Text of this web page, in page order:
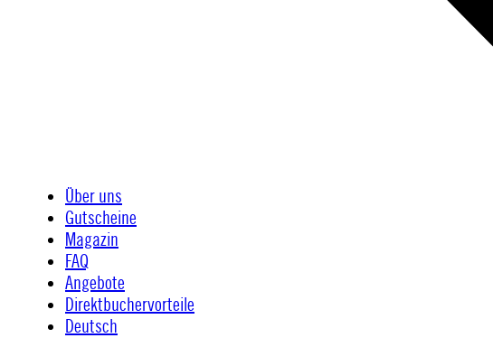
Über uns
Gutscheine
Magazin
FAQ
Angebote
Direktbuchervorteile
Deutsch